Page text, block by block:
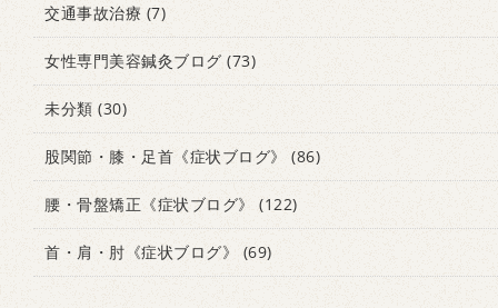
交通事故治療 (7)
女性専門美容鍼灸ブログ (73)
未分類 (30)
股関節・膝・足首《症状ブログ》 (86)
腰・骨盤矯正《症状ブログ》 (122)
首・肩・肘《症状ブログ》 (69)